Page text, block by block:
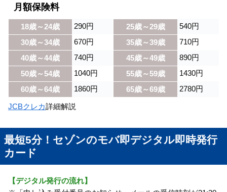
月額保険料
18歳～24歳 290円 25歳～29歳
540円
30歳～34歳
670円 35歳～39歳
710円
40歳～44歳
740円 45歳～49歳
890円
50歳～54歳
1040円 55歳～59歳
1430円
60歳～64歳
1860円 65歳～69歳 2780円
JCBクレカ詳細解説
最短5分！セゾンのモバ即デジタル即時発行
カード
【デジタル発行の流れ】